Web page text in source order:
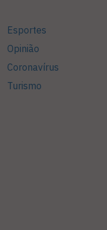
Esportes
Opinião
Coronavírus
Turismo